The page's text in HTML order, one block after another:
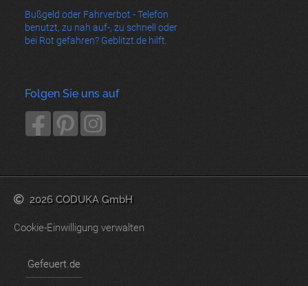
Bußgeld oder Fahrverbot - Telefon
benutzt, zu nah auf-, zu schnell oder
bei Rot gefahren? Geblitzt.de hilft.
Folgen Sie uns auf
2026 CODUKA GmbH
Cookie-Einwilligung verwalten
Gefeuert.de